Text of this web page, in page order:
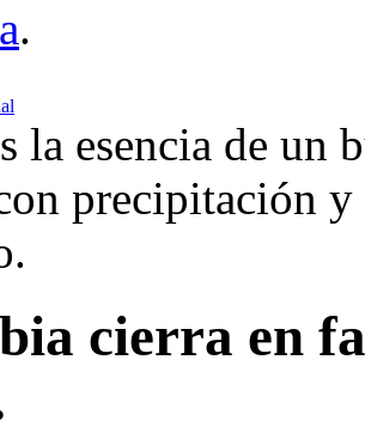
.
la esencia de un
precipitación
cierra en